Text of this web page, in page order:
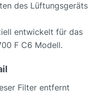
des Lüftungsgeräts
entwickelt für das
F C6 Modell.
Filter entfernt